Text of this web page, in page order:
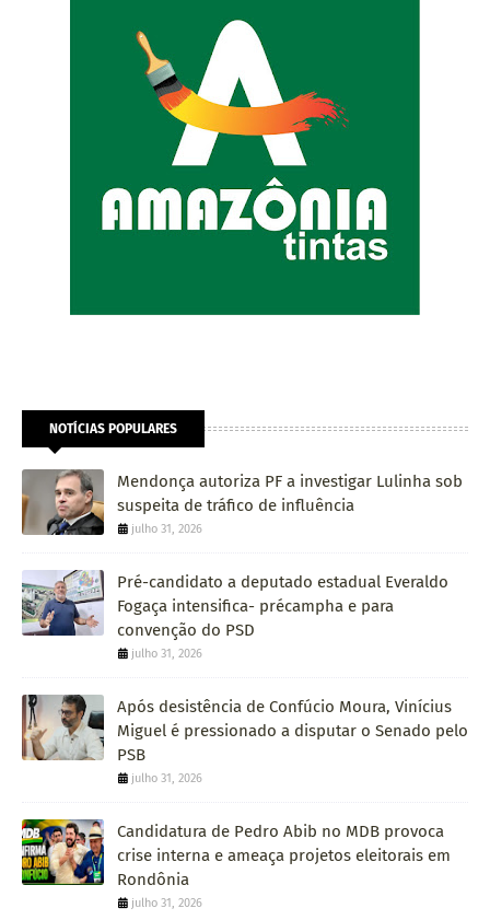
NOTÍCIAS POPULARES
Mendonça autoriza PF a investigar Lulinha sob
suspeita de tráfico de influência
julho 31, 2026
Pré-candidato a deputado estadual Everaldo
Fogaça intensifica- précampha e para
convenção do PSD
julho 31, 2026
Após desistência de Confúcio Moura, Vinícius
Miguel é pressionado a disputar o Senado pelo
PSB
julho 31, 2026
Candidatura de Pedro Abib no MDB provoca
crise interna e ameaça projetos eleitorais em
Rondônia
julho 31, 2026